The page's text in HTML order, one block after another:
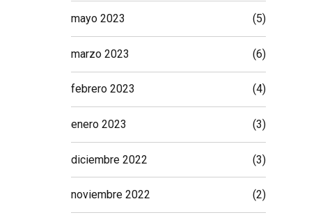
mayo 2023 (5)
marzo 2023 (6)
febrero 2023 (4)
enero 2023 (3)
diciembre 2022 (3)
noviembre 2022 (2)